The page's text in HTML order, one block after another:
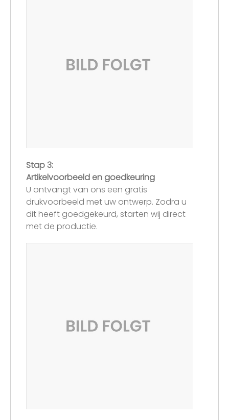
Stap 3:
Artikelvoorbeeld en goedkeuring
U ontvangt van ons een gratis
drukvoorbeeld met uw ontwerp. Zodra u
dit heeft goedgekeurd, starten wij direct
met de productie.